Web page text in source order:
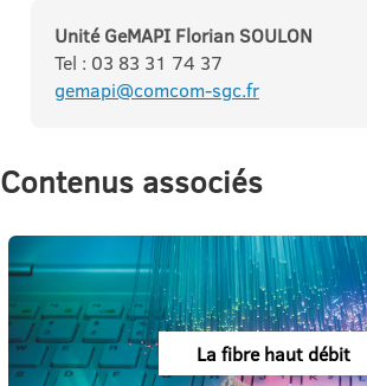
Unité GeMAPI Florian SOULON
Tel : 03 83 31 74 37
gemapi@comcom-sgc.fr
Contenus associés
La fibre haut débit